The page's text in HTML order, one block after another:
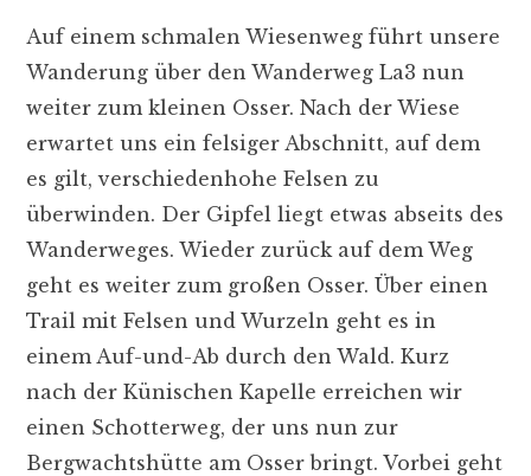
Auf einem schmalen Wiesenweg führt unsere
Wanderung über den Wanderweg La3 nun
weiter zum kleinen Osser. Nach der Wiese
erwartet uns ein felsiger Abschnitt, auf dem
es gilt, verschiedenhohe Felsen zu
überwinden. Der Gipfel liegt etwas abseits des
Wanderweges. Wieder zurück auf dem Weg
geht es weiter zum großen Osser. Über einen
Trail mit Felsen und Wurzeln geht es in
einem Auf-und-Ab durch den Wald. Kurz
nach der Künischen Kapelle erreichen wir
einen Schotterweg, der uns nun zur
Bergwachtshütte am Osser bringt. Vorbei geht